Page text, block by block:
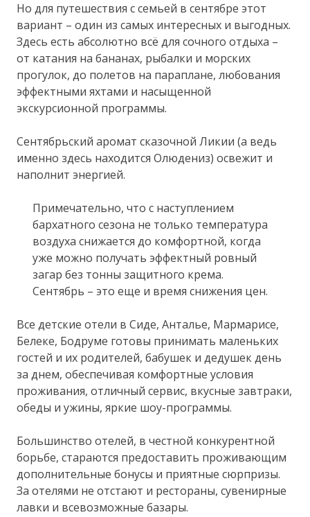
Но для путешествия с семьей в сентябре этот
вариант – один из самых интересных и выгодных.
Здесь есть абсолютно всё для сочного отдыха –
от катания на бананах, рыбалки и морских
прогулок, до полетов на параплане, любования
эффектными яхтами и насыщенной
экскурсионной программы.
Сентябрьский аромат сказочной Ликии (а ведь
именно здесь находится Олюдениз) освежит и
наполнит энергией.
Примечательно, что с наступлением
бархатного сезона не только температура
воздуха снижается до комфортной, когда
уже можно получать эффектный ровный
загар без тонны защитного крема.
Сентябрь – это еще и время снижения цен.
Все детские отели в Сиде, Анталье, Мармарисе,
Белеке, Бодруме готовы принимать маленьких
гостей и их родителей, бабушек и дедушек день
за днем, обеспечивая комфортные условия
проживания, отличный сервис, вкусные завтраки,
обеды и ужины, яркие шоу-программы.
Большинство отелей, в честной конкурентной
борьбе, стараются предоставить проживающим
дополнительные бонусы и приятные сюрпризы.
За отелями не отстают и рестораны, сувенирные
лавки и всевозможные базары.